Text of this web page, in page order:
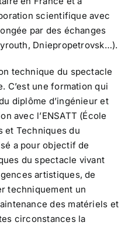
scientifique avec
par des échanges
Dniepropetrovsk…).
technique du spectacle
C’est une formation qui
diplôme d’ingénieur et
avec l’ENSATT (École
et Techniques du
a pour objectif de
du spectacle vivant
artistiques, de
techniquement un
des matériels et
circonstances la